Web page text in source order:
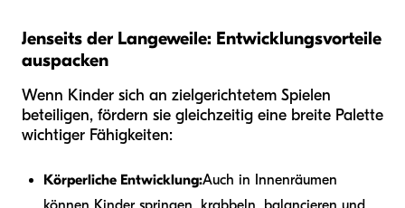
Jenseits der Langeweile: Entwicklungsvorteile
auspacken
Wenn Kinder sich an zielgerichtetem Spielen
beteiligen, fördern sie gleichzeitig eine breite Palette
wichtiger Fähigkeiten:
Körperliche Entwicklung:Auch in Innenräumen